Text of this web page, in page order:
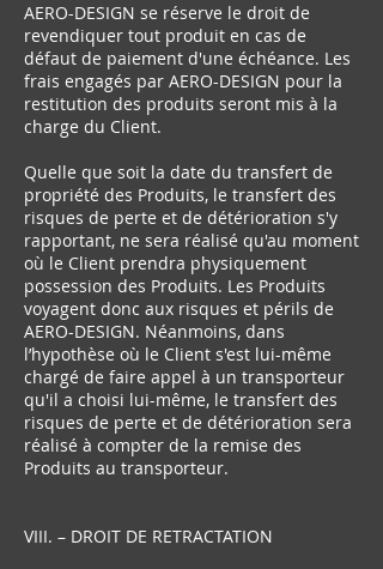
AERO-DESIGN se réserve le droit de
revendiquer tout produit en cas de
défaut de paiement d'une échéance. Les
frais engagés par AERO-DESIGN pour la
restitution des produits seront mis à la
charge du Client.
Quelle que soit la date du transfert de
propriété des Produits, le transfert des
risques de perte et de détérioration s'y
rapportant, ne sera réalisé qu'au moment
où le Client prendra physiquement
possession des Produits. Les Produits
voyagent donc aux risques et périls de
AERO-DESIGN. Néanmoins, dans
l’hypothèse où le Client s'est lui-même
chargé de faire appel à un transporteur
qu'il a choisi lui-même, le transfert des
risques de perte et de détérioration sera
réalisé à compter de la remise des
Produits au transporteur.
VIII. – DROIT DE RETRACTATION